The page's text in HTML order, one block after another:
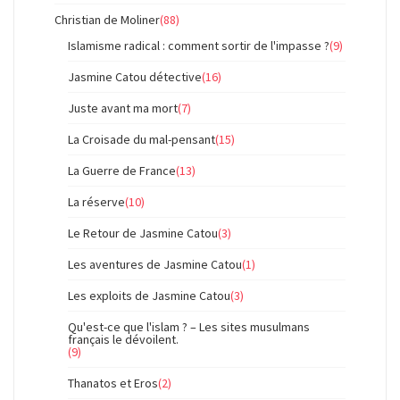
Christian de Moliner(88)
Islamisme radical : comment sortir de l'impasse ?(9)
Jasmine Catou détective(16)
Juste avant ma mort(7)
La Croisade du mal-pensant(15)
La Guerre de France(13)
La réserve(10)
Le Retour de Jasmine Catou(3)
Les aventures de Jasmine Catou(1)
Les exploits de Jasmine Catou(3)
Qu'est-ce que l'islam ? – Les sites musulmans
français le dévoilent.
(9)
Thanatos et Eros(2)